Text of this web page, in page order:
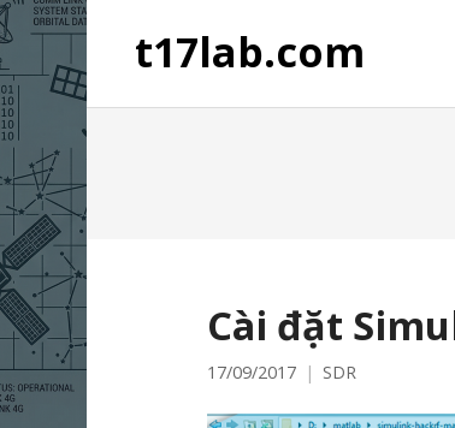
t17lab.com
Cài đặt
17/09/2017 SDR